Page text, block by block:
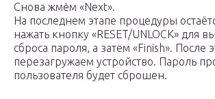
Снова жмём «Next».
На последнем этапе процедуры
нажать кнопку «RESET/UNLOCK» для
сброса пароля, а затем «Finish». После
перезагружаем устройство. Пароль
пользователя будет сброшен.